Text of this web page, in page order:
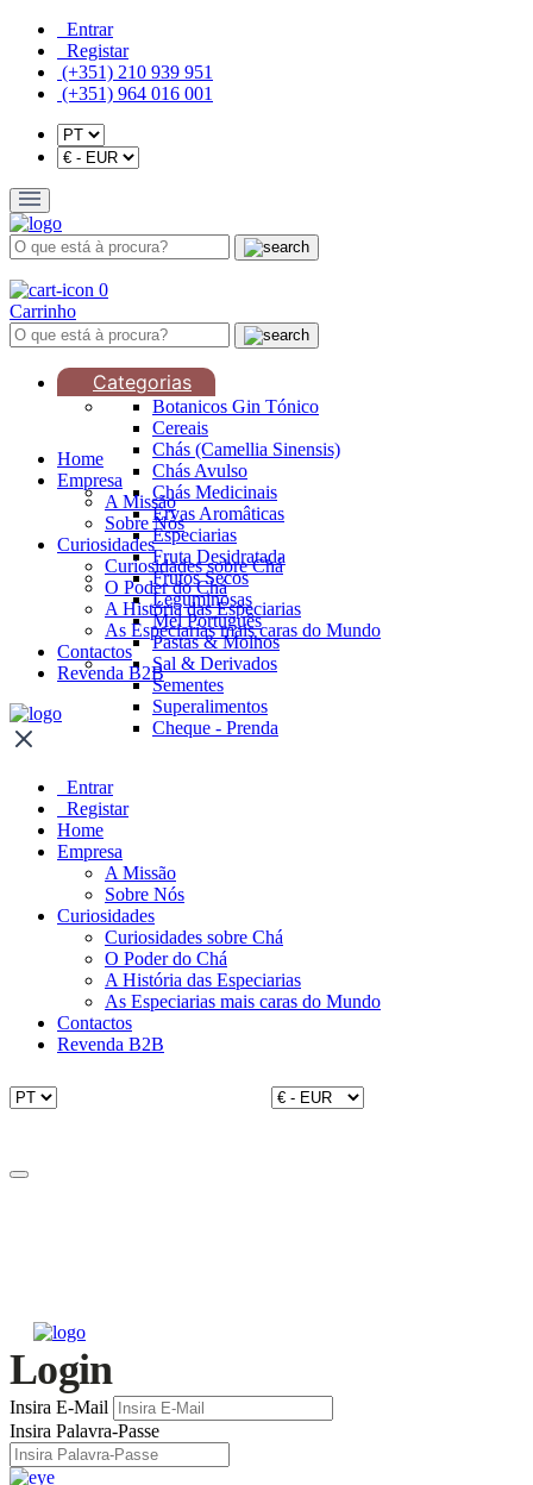
Entrar
Registar
(+351) 210 939 951
(+351) 964 016 001
0
Carrinho
Categorias
Botanicos Gin Tónico
Cereais
Chás (Camellia Sinensis)
Chás Avulso
Chás Medicinais
Ervas Aromâticas
Especiarias
Fruta Desidratada
Frutos Secos
Leguminosas
Mel Português
Pastas & Molhos
Sal & Derivados
Sementes
Superalimentos
Cheque - Prenda
Home
Empresa
A Missão
Sobre Nós
Curiosidades
Curiosidades sobre Chá
O Poder do Chá
A História das Especiarias
As Especiarias mais caras do Mundo
Contactos
Revenda B2B
Entrar
Registar
Home
Empresa
A Missão
Sobre Nós
Curiosidades
Curiosidades sobre Chá
O Poder do Chá
A História das Especiarias
As Especiarias mais caras do Mundo
Contactos
Revenda B2B
Login
Insira E-Mail
Insira Palavra-Passe